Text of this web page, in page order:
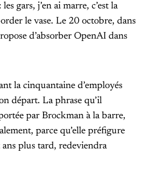
gars, j’en ai marre, c’est la
le vase. Le 20 octobre, dans
d’absorber OpenAI dans
la cinquantaine d’employés
départ. La phrase qu’il
par Brockman à la barre,
parce qu’elle préfigure
plus tard, redeviendra